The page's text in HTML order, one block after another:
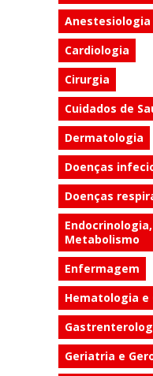
Anestesiologia
Cardiologia
Cirurgia
Cuidados de
Dermatologia
Doenças
Doenças
Metabolismo
Enfermagem
Hematologia e
Geriatria e